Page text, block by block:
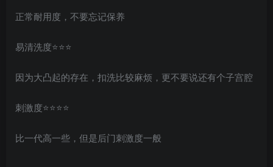
正常耐用度，不要忘记保养
易清洗度⭐️⭐️⭐
因为大凸起的存在，扣洗比较麻烦，更不要说还有个子宫腔
刺激度⭐️⭐️⭐️⭐️
比一代高一些，但是后门刺激度一般